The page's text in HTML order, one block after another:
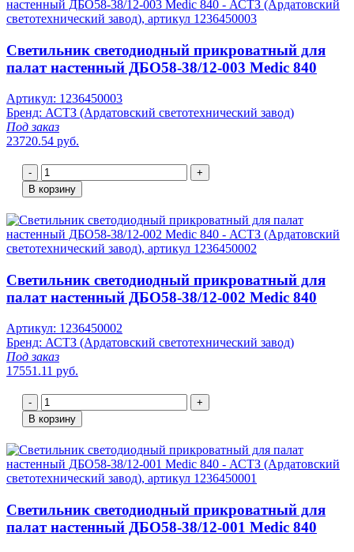
Светильник светодиодный прикроватный для
палат настенный ДБО58-38/12-003 Medic 840
Артикул: 1236450003
Бренд: АСТЗ (Ардатовский светотехнический завод)
Под заказ
23720.54 руб.
-
+
В корзину
Светильник светодиодный прикроватный для
палат настенный ДБО58-38/12-002 Medic 840
Артикул: 1236450002
Бренд: АСТЗ (Ардатовский светотехнический завод)
Под заказ
17551.11 руб.
-
+
В корзину
Светильник светодиодный прикроватный для
палат настенный ДБО58-38/12-001 Medic 840